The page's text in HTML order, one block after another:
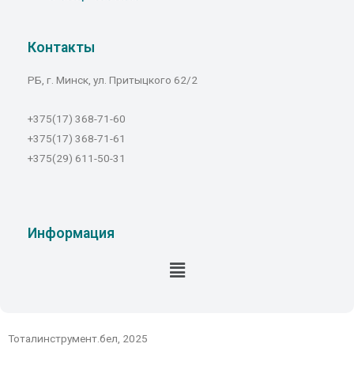
Контакты
РБ, г. Минск, ул. Притыцкого 62/2
+375(17) 368-71-60
+375(17) 368-71-61
+375(29) 611-50-31
Информация
Тоталинструмент.бел, 2025